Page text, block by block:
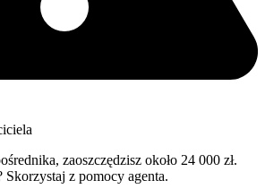
zaoszczędzisz około 24 000 zł.
Skorzystaj z pomocy agenta.